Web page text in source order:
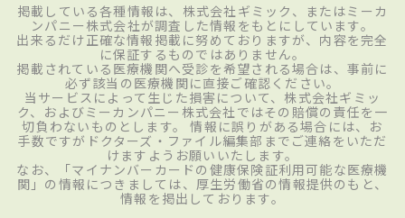
掲載している各種情報は、株式会社ギミック、またはミーカ
ンパニー株式会社が調査した情報をもとにしています。
出来るだけ正確な情報掲載に努めておりますが、内容を完全
に保証するものではありません。
掲載されている医療機関へ受診を希望される場合は、事前に
必ず該当の医療機関に直接ご確認ください。
当サービスによって生じた損害について、株式会社ギミッ
ク、およびミーカンパニー株式会社ではその賠償の責任を一
切負わないものとします。 情報に誤りがある場合には、お
手数ですがドクターズ・ファイル編集部までご連絡をいただ
けますようお願いいたします。
なお、「マイナンバーカードの健康保険証利用可能な医療機
関」の情報につきましては、厚生労働省の情報提供のもと、
情報を掲出しております。